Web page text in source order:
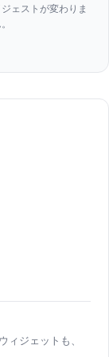
ェストが変わりま
ィジェットも、